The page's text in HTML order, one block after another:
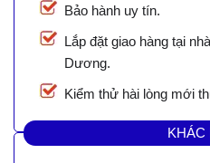
Bảo hành uy tín.
Lắp đặt giao hàng tại
Dương.
Kiểm thử hài lòng mới
KHÁC